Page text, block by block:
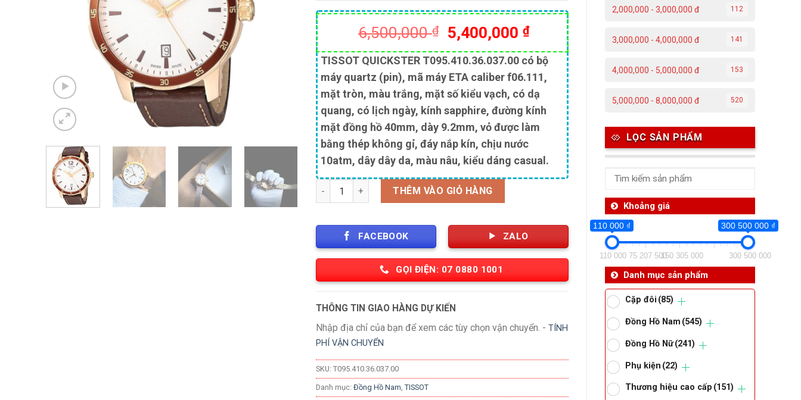
2,000,000 - 3,000,000 đ 112
3,000,000 - 4,000,000 đ 141
4,000,000 - 5,000,000 đ 153
5,000,000 - 8,000,000 đ 520
LỌC SẢN PHẨM
Khoảng giá
110 000 ₫ 300 500 000 ₫
110 000 75 207 500150 305 000 300 500 000
Danh mục sản phẩm
Cặp đôi (85)
Đồng Hồ Nam (545)
Đồng Hồ Nữ (241)
Phụ kiện (22)
Thương hiệu cao cấp (151)
6,500,000₫
Giá
gốc
là:
6,500,000 ₫.
5,400,000 ₫Giá
hiện
tại
là:
5,400,000 ₫.
TISSOT QUICKSTER T095.410.36.037.00 có bộ
máy quartz (pin), mã máy ETA caliber f06.111,
mặt tròn, màu trắng, mặt số kiểu vạch, có dạ
quang, có lịch ngày, kính sapphire, đường kính
mặt đồng hồ 40mm, dày 9.2mm, vỏ được làm
bằng thép không gỉ, đáy nắp kín, chịu nước
10atm, dây dây da, màu nâu, kiểu dáng casual.
Số lượng THÊM VÀO GIỎ HÀNG
FACEBOOK ZALO
GỌI ĐIỆN: 07 0880 1001
THÔNG TIN GIAO HÀNG DỰ KIẾN
Nhập địa chỉ của bạn để xem các tùy chọn vận chuyển. -TÍNH
PHÍ VẬN CHUYỂN
SKU:T095.410.36.037.00
Danh mục:Đồng Hồ Nam ,TISSOT